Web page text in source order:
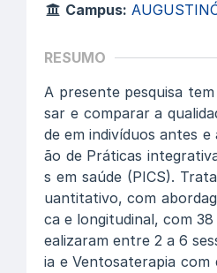
Campus:
RESUMO
A presente pesquisa
sar e comparar a
de em indivíduos antes
ão de Práticas
s em saúde (PICS).
uantitativo, com
ca e longitudinal, com
ealizaram entre 2 a 6
ia e Ventosaterapia com